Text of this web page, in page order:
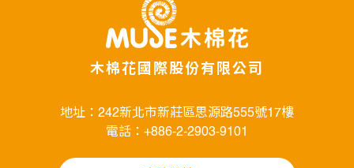
木棉花國際股份有限公司
地址：242新北市新莊區思源路555號17樓
電話：+886-2-2903-9101